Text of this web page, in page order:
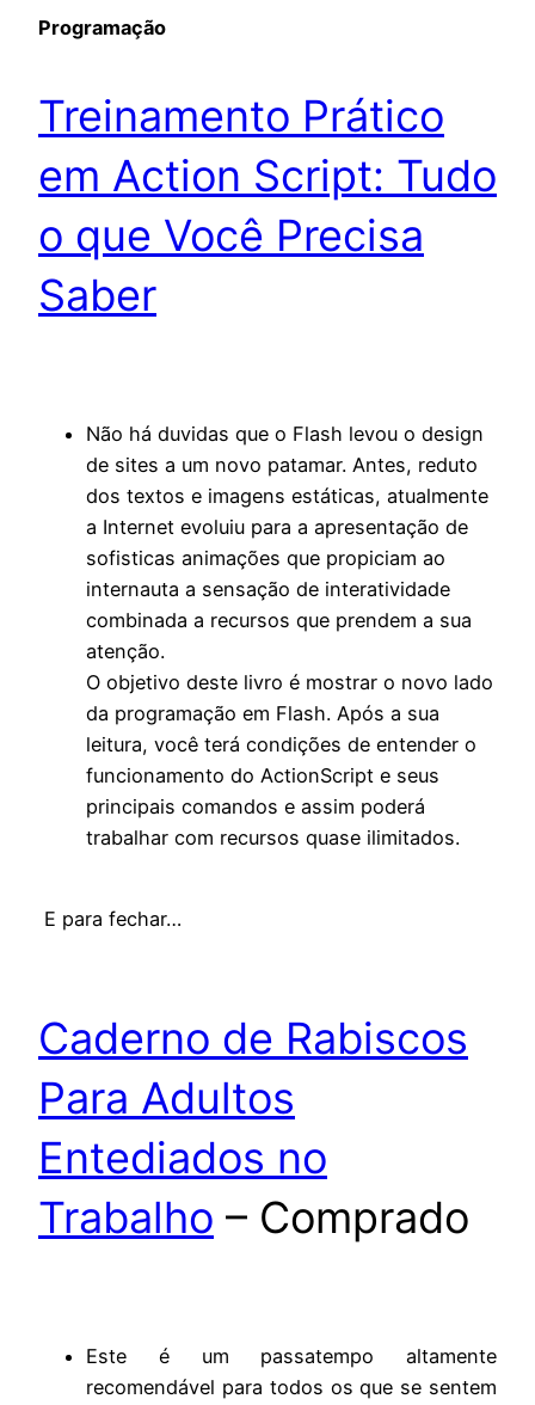
Programação
Treinamento Prático
em Action Script: Tudo
o que Você Precisa
Saber
Não há duvidas que o Flash levou o design
de sites a um novo patamar. Antes, reduto
dos textos e imagens estáticas, atualmente
a Internet evoluiu para a apresentação de
sofisticas animações que propiciam ao
internauta a sensação de interatividade
combinada a recursos que prendem a sua
atenção.
O objetivo deste livro é mostrar o novo lado
da programação em Flash. Após a sua
leitura, você terá condições de entender o
funcionamento do ActionScript e seus
principais comandos e assim poderá
trabalhar com recursos quase ilimitados.
E para fechar…
Caderno de Rabiscos
Para Adultos
Entediados no
Trabalho – Comprado
Este é um passatempo altamente
recomendável para todos os que se sentem